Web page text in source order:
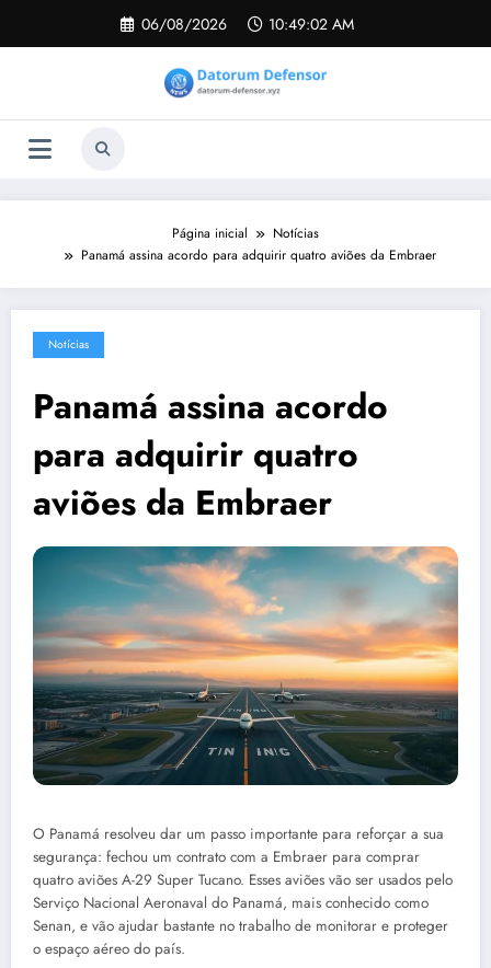
o
06/08/2026 10:49:03 AM
Página inicial
Notícias
Panamá assina acordo para adquirir quatro aviões da Embraer
Notícias
Panamá assina acordo
para adquirir quatro
aviões da Embraer
O Panamá resolveu dar um passo importante para reforçar a sua
segurança: fechou um contrato com a Embraer para comprar
quatro aviões A-29 Super Tucano. Esses aviões vão ser usados pelo
Serviço Nacional Aeronaval do Panamá, mais conhecido como
Senan, e vão ajudar bastante no trabalho de monitorar e proteger
o espaço aéreo do país.